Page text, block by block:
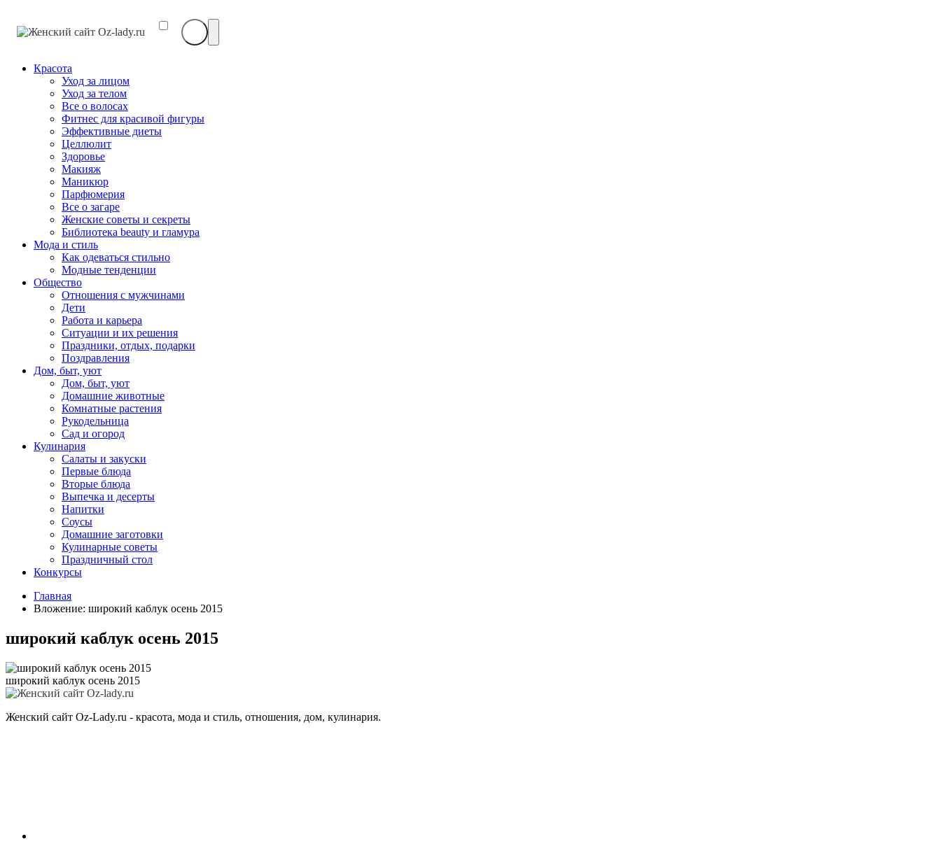
Красота
Уход за лицом
Уход за телом
Все о волосах
Фитнес для красивой фигуры
Эффективные диеты
Целлюлит
Здоровье
Макияж
Маникюр
Парфюмерия
Все о загаре
Женские советы и секреты
Библиотека beauty и гламура
Мода и стиль
Как одеваться стильно
Модные тенденции
Общество
Отношения с мужчинами
Дети
Работа и карьера
Ситуации и их решения
Праздники, отдых, подарки
Поздравления
Дом, быт, уют
Дом, быт, уют
Домашние животные
Комнатные растения
Рукодельница
Сад и огород
Кулинария
Салаты и закуски
Первые блюда
Вторые блюда
Выпечка и десерты
Напитки
Соусы
Домашние заготовки
Кулинарные советы
Праздничный стол
Конкурсы
Главная
Вложение: широкий каблук осень 2015
широкий каблук осень 2015
широкий каблук осень 2015
Женский сайт Oz-Lady.ru - красота, мода и стиль, отношения, дом, кулинария.